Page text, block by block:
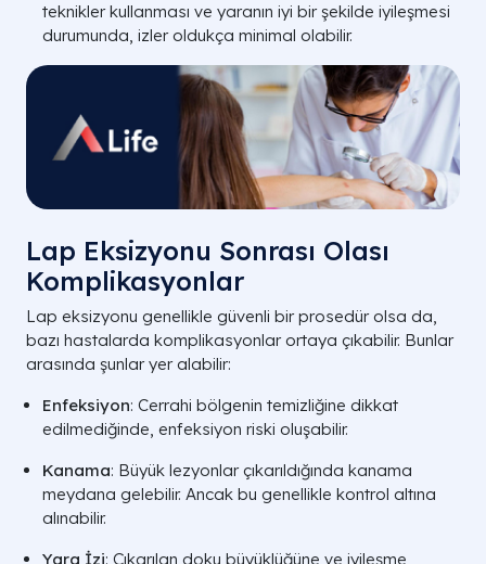
teknikler kullanması ve yaranın iyi bir şekilde iyileşmesi
durumunda, izler oldukça minimal olabilir.
Lap Eksizyonu Sonrası Olası
Komplikasyonlar
Lap eksizyonu genellikle güvenli bir prosedür olsa da,
bazı hastalarda komplikasyonlar ortaya çıkabilir. Bunlar
arasında şunlar yer alabilir:
Enfeksiyon: Cerrahi bölgenin temizliğine dikkat
edilmediğinde, enfeksiyon riski oluşabilir.
Kanama: Büyük lezyonlar çıkarıldığında kanama
meydana gelebilir. Ancak bu genellikle kontrol altına
alınabilir.
Yara İzi: Çıkarılan doku büyüklüğüne ve iyileşme